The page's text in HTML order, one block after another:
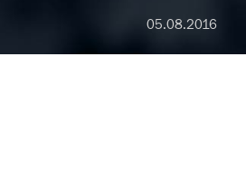
05.08.2016